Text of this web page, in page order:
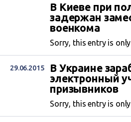
В Киеве при
задержан
военкома
Sorry, this entry is
29.06.2015
В Украине
электронный
призывников
Sorry, this entry is